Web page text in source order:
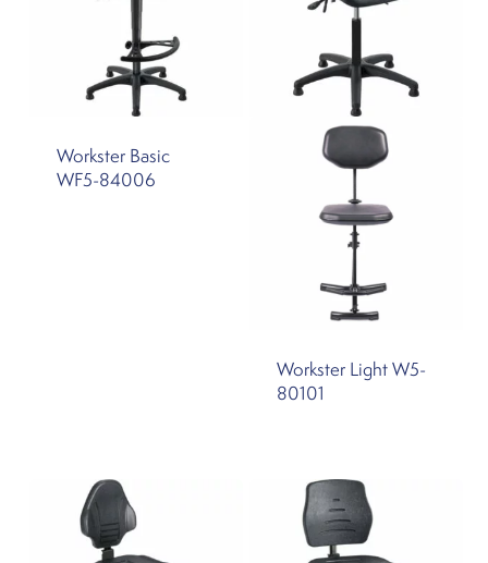
Workster Basic
WF5-84006
Workster Light W5-
80101